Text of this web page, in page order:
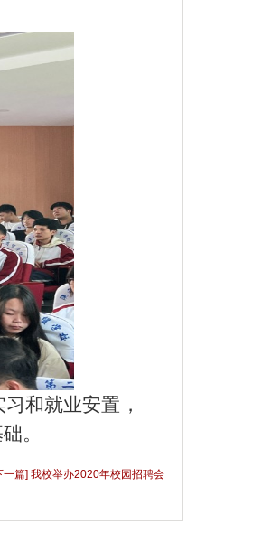
和就业安置，
。
一篇] 我校举办2020年校园招聘会